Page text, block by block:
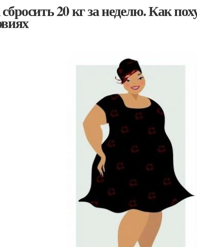
20 кг за неделю. Как